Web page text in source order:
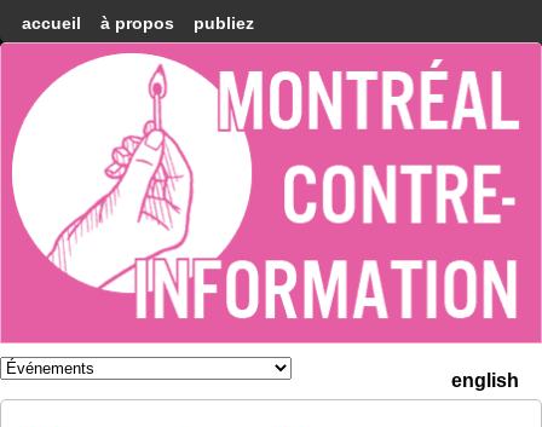
accueil à propos publiez
Montréal
Counter-
information
english